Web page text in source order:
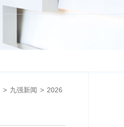
> 九强新闻 > 2026